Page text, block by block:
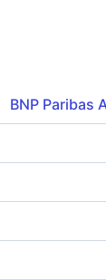
BNP Paribas